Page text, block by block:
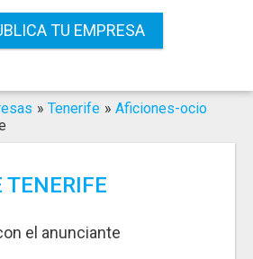
TU EMPRESA
» Tenerife » Aficiones-ocio
TENERIFE
el anunciante